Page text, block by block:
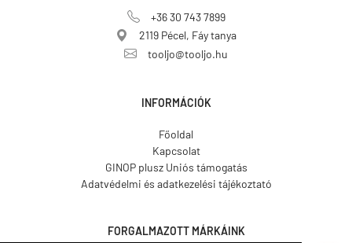
+36 30 743 7899
2119 Pécel, Fáy tanya
tooljo@tooljo.hu
INFORMÁCIÓK
Főoldal
Kapcsolat
GINOP plusz Uniós támogatás
Adatvédelmi és adatkezelési tájékoztató
FORGALMAZOTT MÁRKÁINK